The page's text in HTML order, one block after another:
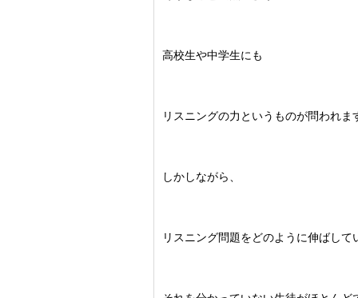
高校生や中学生にも
リスニングの力というものが問われま
しかしながら、
リスニング問題をどのように伸ばして